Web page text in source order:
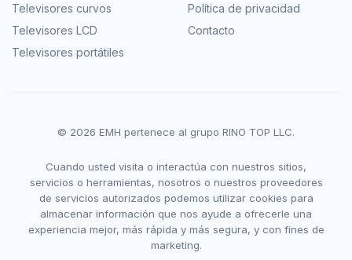
Televisores curvos
Televisores LCD
Televisores portátiles
Política de privacidad
Contacto
© 2026 EMH pertenece al grupo RINO TOP LLC.
Cuando usted visita o interactúa con nuestros sitios,
servicios o herramientas, nosotros o nuestros proveedores
de servicios autorizados podemos utilizar cookies para
almacenar información que nos ayude a ofrecerle una
experiencia mejor, más rápida y más segura, y con fines de
marketing.